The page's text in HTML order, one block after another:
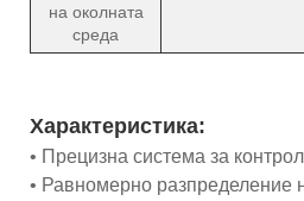
на околната
среда
Характеристика:
• Прецизна система за
• Равномерно разпределение